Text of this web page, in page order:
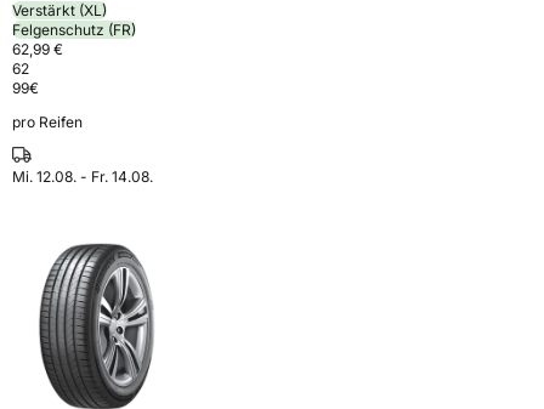
Verstärkt (XL)
Felgenschutz (FR)
62,99 €
62
99€
pro Reifen
Mi. 12.08. - Fr. 14.08.